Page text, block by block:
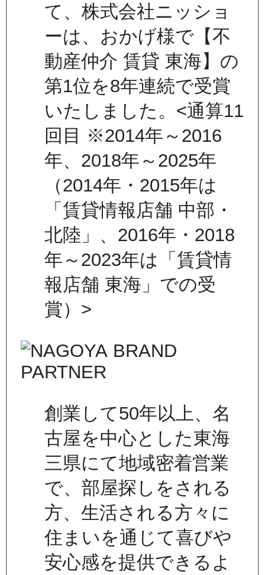
て、株式会社ニッショ
ーは、おかげ様で【不
動産仲介 賃貸 東海】の
第1位を8年連続で受賞
いたしました。<通算11
回目 ※2014年～2016
年、2018年～2025年
（2014年・2015年は
「賃貸情報店舗 中部・
北陸」、2016年・2018
年～2023年は「賃貸情
報店舗 東海」での受
賞）>
創業して50年以上、名
古屋を中心とした東海
三県にて地域密着営業
で、部屋探しをされる
方、生活される方々に
住まいを通じて喜びや
安心感を提供できるよ